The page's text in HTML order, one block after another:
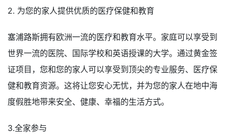
2. 为您的家人提供优质的医疗保健和教育
塞浦路斯拥有欧洲一流的医疗和教育水平。家庭可以享受到
世界一流的医院、国际学校和英语授课的大学。通过黄金签
证项目，您和您的家人可以享受到顶尖的专业服务、医疗保
健和教育资源。这将让您安心无忧，并为您的家人在地中海
度假胜地带来安全、健康、幸福的生活方式。
3.全家参与